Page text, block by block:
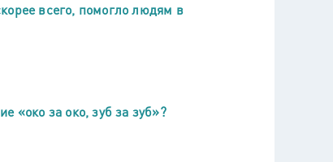
всего, помогло людям в
«око за око, зуб за зуб»?